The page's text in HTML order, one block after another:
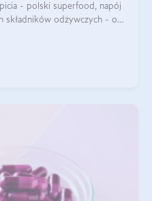
- polski superfood, napój
składników odżywczych - o